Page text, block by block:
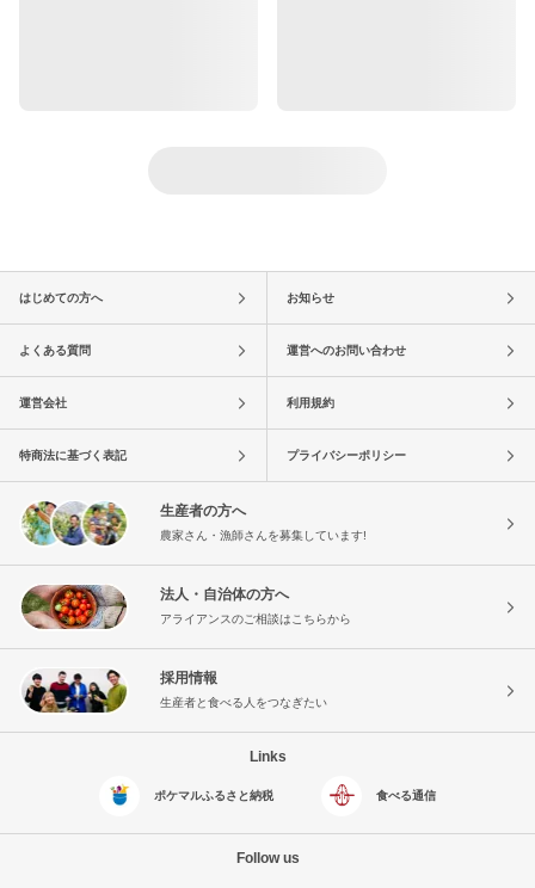
はじめての方へ お知らせ
よくある質問 運営へのお問い合わせ
運営会社 利用規約
特商法に基づく表記 プライバシーポリシー
生産者の方へ
農家さん・漁師さんを募集しています!
法人・自治体の方へ
アライアンスのご相談はこちらから
採用情報
生産者と食べる人をつなぎたい
Links
ポケマルふるさと納税 食べる通信
Follow us